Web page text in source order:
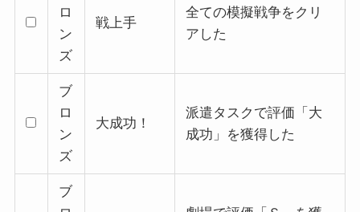
ロ
ン
ズ
戦上手
全ての模擬戦争をクリ
アした
ブ
ロ
ン
ズ
大成功！
派遣タスクで評価「大
成功」を獲得した
ブ